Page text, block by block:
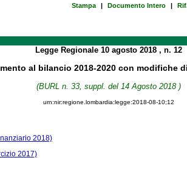
Stampa | Documento Intero |
Legge Regionale 10 agosto 2018 , n. 12
al bilancio 2018-2020 con modifiche
(BURL n. 33, suppl. del 14 Agosto 2018 )
urn:nir:regione.lombardia:legge:2018-08-10;12
2018)
2017)